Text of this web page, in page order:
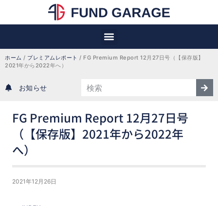
ホーム / プレミアムレポート / FG Premium Report 12月27日号（【保存版】
2021年から2022年へ）
お知らせ
FG Premium Report 12月27日号
（【保存版】2021年から2022年
へ）
2021年12月26日